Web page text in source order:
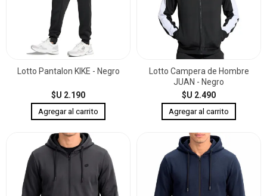
Lotto Pantalon KIKE - Negro
$U 2.190
Lotto Campera de Hombre
JUAN - Negro
$U 2.490